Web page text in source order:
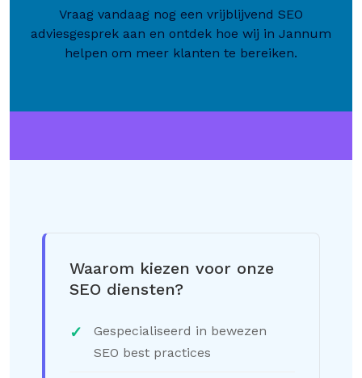
Vraag vandaag nog een vrijblijvend SEO
adviesgesprek aan en ontdek hoe wij in Jannum
helpen om meer klanten te bereiken.
Waarom kiezen voor onze
SEO diensten?
Gespecialiseerd in bewezen
SEO best practices